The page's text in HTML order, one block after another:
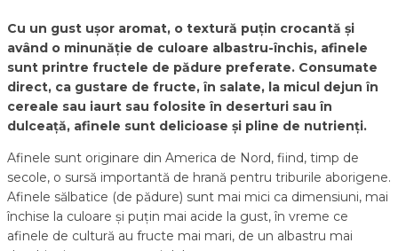
Cu un gust ușor aromat, o textură puțin crocantă și
având o minunăție de culoare albastru-închis, afinele
sunt printre fructele de pădure preferate. Consumate
direct, ca gustare de fructe, în salate, la micul dejun în
cereale sau iaurt sau folosite în deserturi sau în
dulceață, afinele sunt delicioase și pline de nutrienți.
Afinele sunt originare din America de Nord, fiind, timp de
secole, o sursă importantă de hrană pentru triburile aborigene.
Afinele sălbatice (de pădure) sunt mai mici ca dimensiuni, mai
închise la culoare și puțin mai acide la gust, în vreme ce
afinele de cultură au fructe mai mari, de un albastru mai